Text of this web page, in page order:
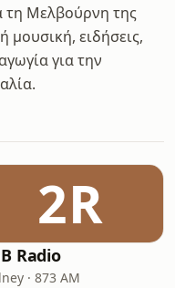
τη Μελβούρνη της
μουσική, ειδήσεις,
για την
2R
Radio
· 873 AM